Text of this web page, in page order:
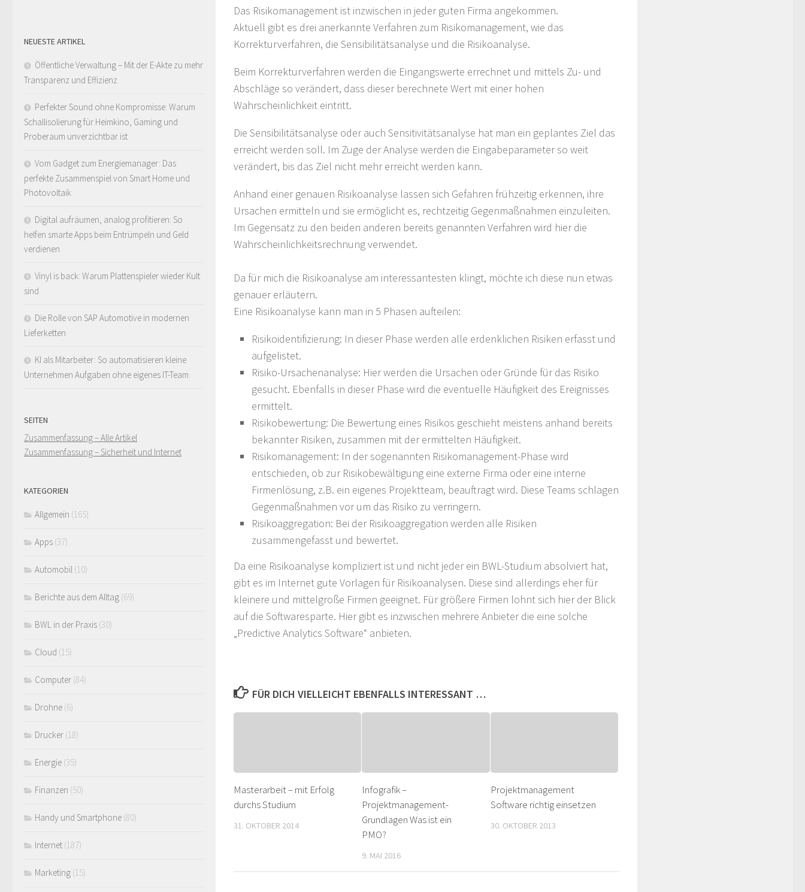
Das Risikomanagement ist inzwischen in jeder guten Firma angekommen.
Aktuell gibt es drei anerkannte Verfahren zum Risikomanagement, wie das
Korrekturverfahren, die Sensibilitätsanalyse und die Risikoanalyse.
Beim Korrekturverfahren werden die Eingangswerte errechnet und mittels Zu- und
Abschläge so verändert, dass dieser berechnete Wert mit einer hohen
Wahrscheinlichkeit eintritt.
Die Sensibilitätsanalyse oder auch Sensitivitätsanalyse hat man ein geplantes Ziel das
erreicht werden soll. Im Zuge der Analyse werden die Eingabeparameter so weit
verändert, bis das Ziel nicht mehr erreicht werden kann.
Anhand einer genauen Risikoanalyse lassen sich Gefahren frühzeitig erkennen, ihre
Ursachen ermitteln und sie ermöglicht es, rechtzeitig Gegenmaßnahmen einzuleiten.
Im Gegensatz zu den beiden anderen bereits genannten Verfahren wird hier die
Wahrscheinlichkeitsrechnung verwendet.
Da für mich die Risikoanalyse am interessantesten klingt, möchte ich diese nun etwas
genauer erläutern.
Eine Risikoanalyse kann man in 5 Phasen aufteilen:
Risikoidentifizierung: In dieser Phase werden alle erdenklichen Risiken erfasst und
aufgelistet.
Risiko-Ursachenanalyse: Hier werden die Ursachen oder Gründe für das Risiko
gesucht. Ebenfalls in dieser Phase wird die eventuelle Häufigkeit des Ereignisses
ermittelt.
Risikobewertung: Die Bewertung eines Risikos geschieht meistens anhand bereits
bekannter Risiken, zusammen mit der ermittelten Häufigkeit.
Risikomanagement: In der sogenannten Risikomanagement-Phase wird
entschieden, ob zur Risikobewältigung eine externe Firma oder eine interne
Firmenlösung, z.B. ein eigenes Projektteam, beauftragt wird. Diese Teams schlagen
Gegenmaßnahmen vor um das Risiko zu verringern.
Risikoaggregation: Bei der Risikoaggregation werden alle Risiken
zusammengefasst und bewertet.
Da eine Risikoanalyse kompliziert ist und nicht jeder ein BWL-Studium absolviert hat,
gibt es im Internet gute Vorlagen für Risikoanalysen. Diese sind allerdings eher für
kleinere und mittelgroße Firmen geeignet. Für größere Firmen lohnt sich hier der Blick
auf die Softwaresparte. Hier gibt es inzwischen mehrere Anbieter die eine solche
„Predictive Analytics Software“ anbieten.
FÜR DICH VIELLEICHT EBENFALLS INTERESSANT …
Masterarbeit – mit Erfolg
durchs Studium
31. OKTOBER 2014
Infografik –
Projektmanagement-
Grundlagen Was ist ein
PMO?
9. MAI 2016
Projektmanagement
Software richtig einsetzen
30. OKTOBER 2013
NEUESTE ARTIKEL
Öffentliche Verwaltung – Mit der E-Akte zu mehr
Transparenz und Effizienz
Perfekter Sound ohne Kompromisse: Warum
Schallisolierung für Heimkino, Gaming und
Proberaum unverzichtbar ist
Vom Gadget zum Energiemanager: Das
perfekte Zusammenspiel von Smart Home und
Photovoltaik
Digital aufräumen, analog profitieren: So
helfen smarte Apps beim Entrümpeln und Geld
verdienen
Vinyl is back: Warum Plattenspieler wieder Kult
sind
Die Rolle von SAP Automotive in modernen
Lieferketten
KI als Mitarbeiter: So automatisieren kleine
Unternehmen Aufgaben ohne eigenes IT-Team
SEITEN
Zusammenfassung – Alle Artikel
Zusammenfassung – Sicherheit und Internet
KATEGORIEN
Allgemein (165)
Apps (37)
Automobil (10)
Berichte aus dem Alltag (69)
BWL in der Praxis (30)
Cloud (15)
Computer (84)
Drohne (6)
Drucker (18)
Energie (35)
Finanzen (50)
Handy und Smartphone (80)
Internet (187)
Marketing (15)